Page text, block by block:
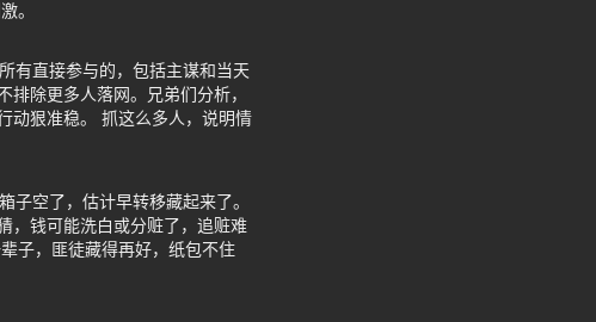
。
有直接参与的，包括主谋和当天
除更多人落网。兄弟们分析，
动狠准稳。 抓这么多人，说明情
空了，估计早转移藏起来了。
，钱可能洗白或分赃了，追赃难
子，匪徒藏得再好，纸包不住